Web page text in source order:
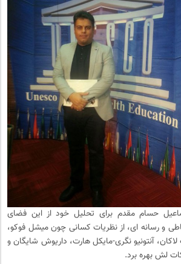
حسام مقدم برای تحلیل خود از این فضای
و رسانه ای، از نظریات کسانی چون میشل فوکو،
لاکان، آنتونیو نگری-مایکل هارت، داریوش شایگان و
لش بهره برد.